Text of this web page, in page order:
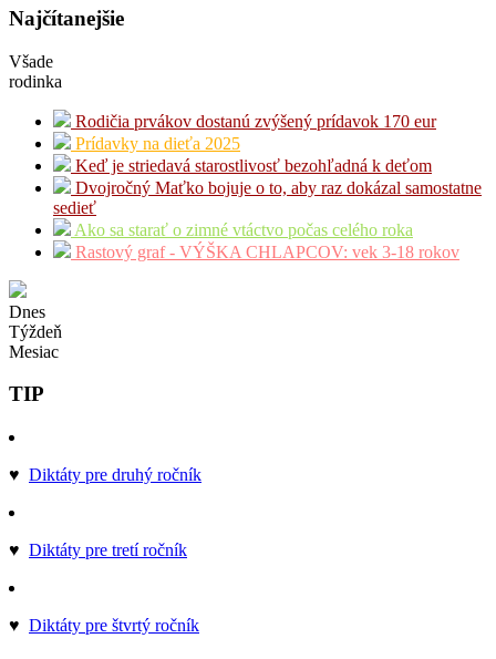
Najčítanejšie
Všade
rodinka
Rodičia prvákov dostanú zvýšený prídavok 170 eur
Prídavky na dieťa 2025
Keď je striedavá starostlivosť bezohľadná k deťom
Dvojročný Maťko bojuje o to, aby raz dokázal samostatne
sedieť
Ako sa starať o zimné vtáctvo počas celého roka
Rastový graf - VÝŠKA CHLAPCOV: vek 3-18 rokov
Dnes
Týždeň
Mesiac
TIP
♥ Diktáty pre druhý ročník
♥ Diktáty pre tretí ročník
♥ Diktáty pre štvrtý ročník